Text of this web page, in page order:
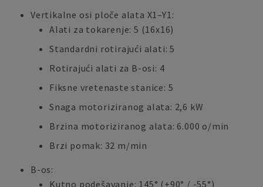
Vertikalne osi ploče alata X1–Y1:
Alati za tokarenje: 5 (16x16)
Standardni rotirajući alati: 5
Rotirajući alati za B-osi: 4
Fiksne vretenaste stanice: 5
Snaga motoriziranog alata: 2,6 kW
Brzina motoriziranog alata: 6.000 o/min
Brzi pomak: 32 m/min
B-os:
Kutno podešavanje: 145° (+90° / -55°)